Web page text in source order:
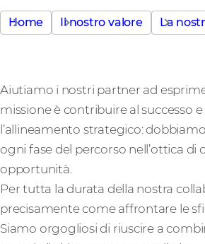
Home Il nostro valore La
Aiutiamo i nostri partner ad
missione è contribuire al successo
l’allineamento strategico:
ogni fase del percorso nell’ottica
opportunità.
Per tutta la durata della nostra
precisamente come affrontare le
Siamo orgogliosi di riuscire a